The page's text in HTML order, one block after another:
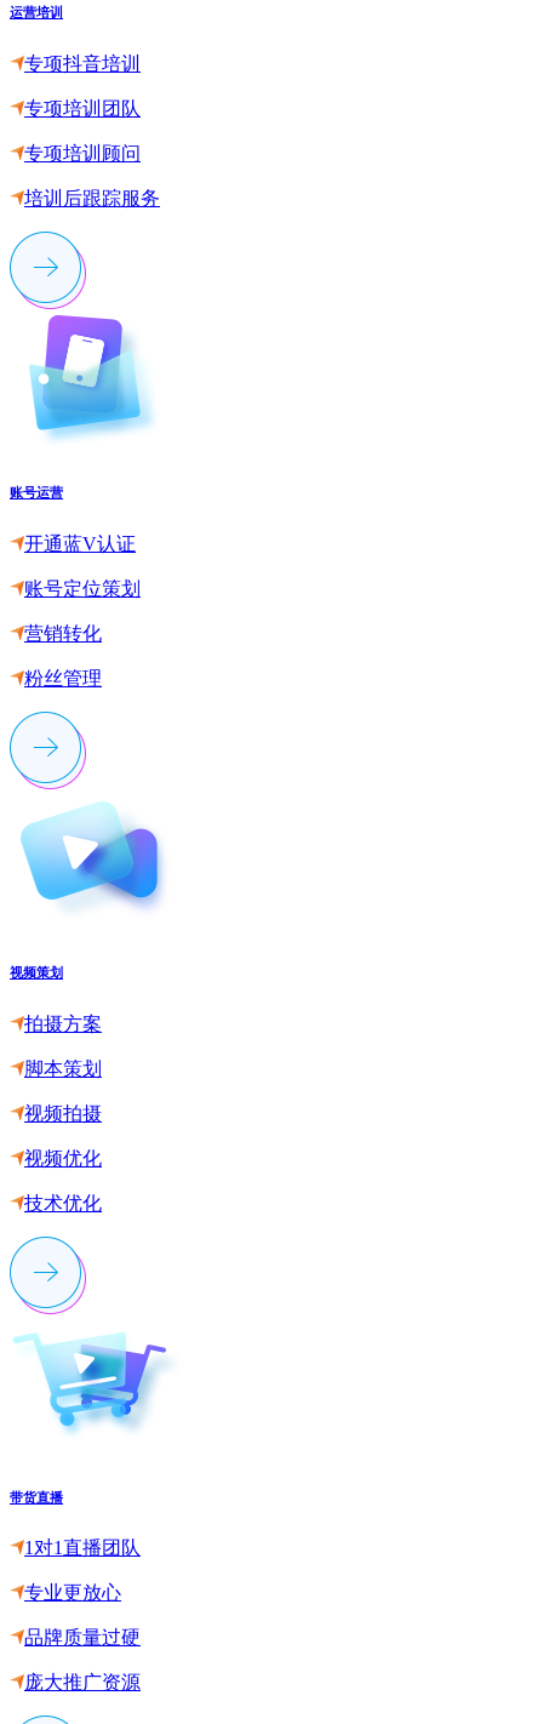
运营培训
专项抖音培训
专项培训团队
专项培训顾问
培训后跟踪服务
账号运营
开通蓝V认证
账号定位策划
营销转化
粉丝管理
视频策划
拍摄方案
脚本策划
视频拍摄
视频优化
技术优化
带货直播
1对1直播团队
专业更放心
品牌质量过硬
庞大推广资源